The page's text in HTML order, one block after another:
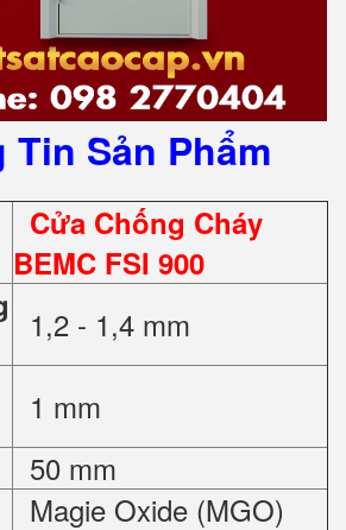
Tin Sản Phẩm
Cửa Chống Cháy
BEMC FSI 900
1,2 - 1,4 mm
1 mm
50 mm
Magie Oxide (MGO)